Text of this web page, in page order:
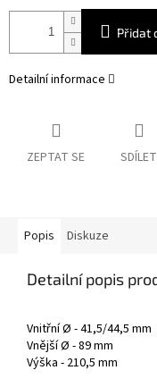
Přidat
Detailní informace
ZEPTAT SE SDÍLET
Popis Diskuze
Detailní popis
Vnitřní Ø - 41,5/44,5 mm
Vnější Ø - 89 mm
Výška - 210,5 mm